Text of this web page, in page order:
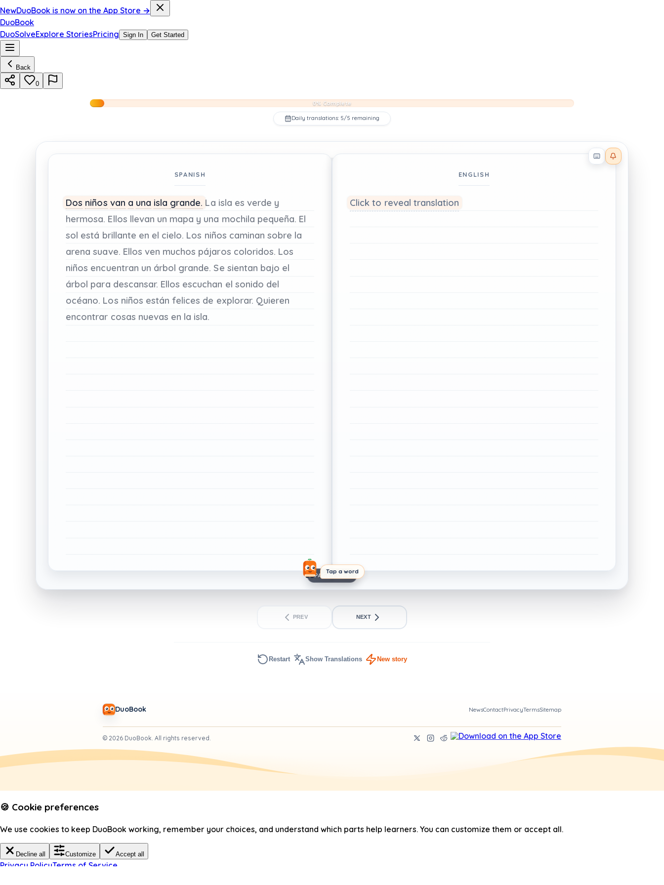
NewDuoBook is now on the App Store →
DuoBook
DuoSolveExplore StoriesPricing Sign In Get Started
Back
0
0% Complete
Daily translations: 5/5 remaining
Reader effects on
Tap a word
SPANISH
Dos niños van a una isla grande. La isla es verde y
hermosa. Ellos llevan un mapa y una mochila pequeña. El
sol está brillante en el cielo. Los niños caminan sobre la
arenasuave. Ellos ven muchos pájaros coloridos. Los
niños encuentran un árbol grande. Se sientan bajo el
árbol para descansar. Ellos escuchan el sonido del
océano. Los niños están felices de explorar. Quieren
encontrar cosas nuevas en la isla.
ENGLISH
Click to reveal translation
PAGE 1 OF 1
PREV NEXT
Restart Show Translations New story
DuoBook NewsContactPrivacyTermsSitemap
© 2026 DuoBook. All rights reserved.
🍪 Cookie preferences
We use cookies to keep DuoBook working, remember your choices, and understand which parts help learners. You can customize them or accept all.
Decline all Customize Accept all
Privacy PolicyTerms of Service